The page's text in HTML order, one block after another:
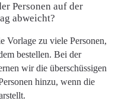
Personen auf der
abweicht?
Vorlage zu viele Personen,
bestellen. Bei der
wir die überschüssigen
hinzu, wenn die